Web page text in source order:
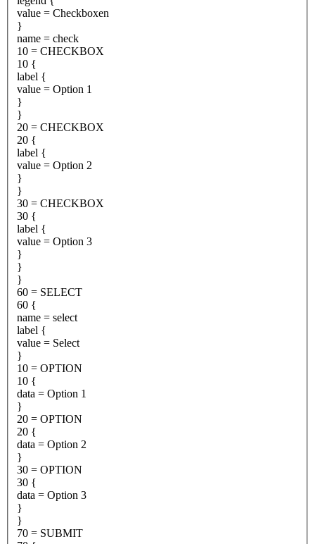
value = Checkboxen
}
name = check
10 = CHECKBOX
10 {
label {
value = Option 1
}
}
20 = CHECKBOX
20 {
label {
value = Option 2
}
}
30 = CHECKBOX
30 {
label {
value = Option 3
}
}
}
60 = SELECT
60 {
name = select
label {
value = Select
}
10 = OPTION
10 {
data = Option 1
}
20 = OPTION
20 {
data = Option 2
}
30 = OPTION
30 {
data = Option 3
}
}
70 = SUBMIT